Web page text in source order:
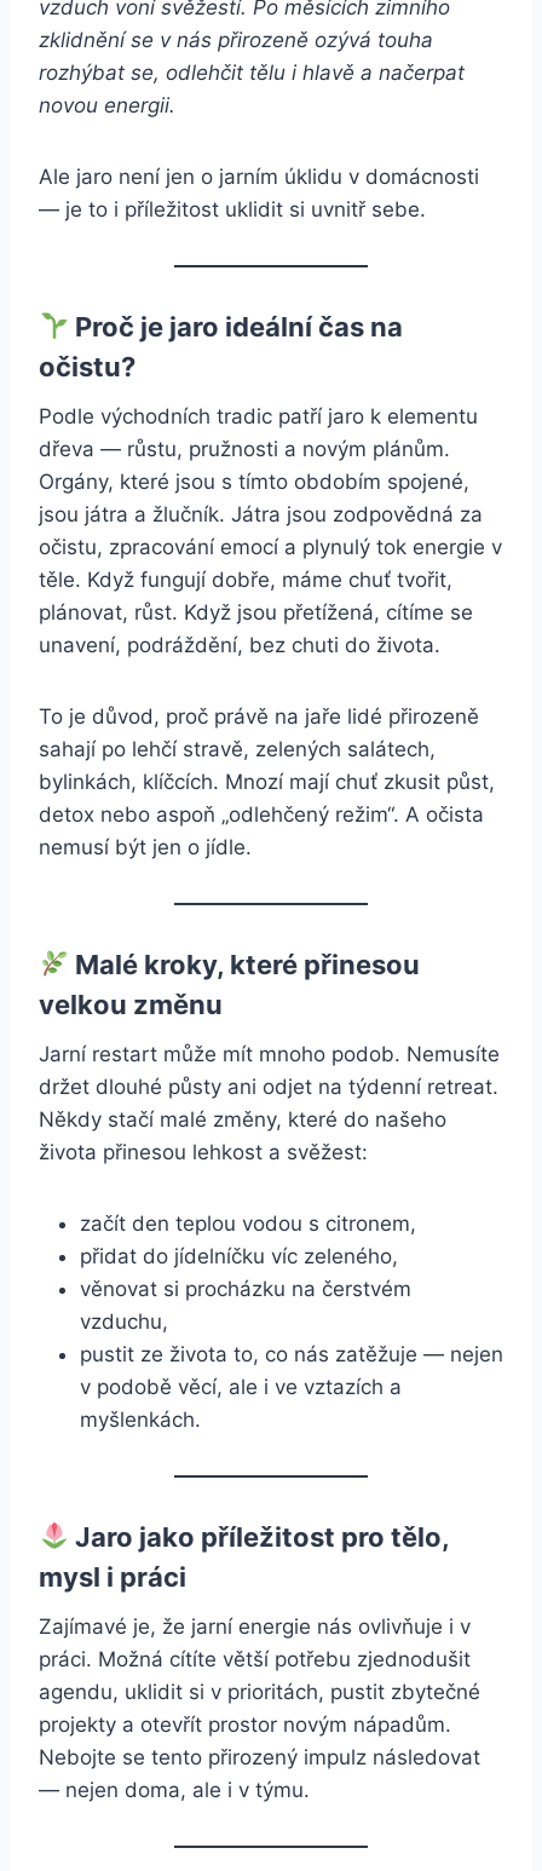
vzduch voní svěžestí. Po měsících zimního
zklidnění se v nás přirozeně ozývá touha
rozhýbat se, odlehčit tělu i hlavě a načerpat
novou energii.
Ale jaro není jen o jarním úklidu v domácnosti
— je to i příležitost uklidit si uvnitř sebe.
Proč je jaro ideální čas na
očistu?
Podle východních tradic patří jaro k elementu
dřeva — růstu, pružnosti a novým plánům.
Orgány, které jsou s tímto obdobím spojené,
jsou játra a žlučník. Játra jsou zodpovědná za
očistu, zpracování emocí a plynulý tok energie v
těle. Když fungují dobře, máme chuť tvořit,
plánovat, růst. Když jsou přetížená, cítíme se
unavení, podráždění, bez chuti do života.
To je důvod, proč právě na jaře lidé přirozeně
sahají po lehčí stravě, zelených salátech,
bylinkách, klíčcích. Mnozí mají chuť zkusit půst,
detox nebo aspoň „odlehčený režim“. A očista
nemusí být jen o jídle.
Malé kroky, které přinesou
velkou změnu
Jarní restart může mít mnoho podob. Nemusíte
držet dlouhé půsty ani odjet na týdenní retreat.
Někdy stačí malé změny, které do našeho
života přinesou lehkost a svěžest:
začít den teplou vodou s citronem,
přidat do jídelníčku víc zeleného,
věnovat si procházku na čerstvém
vzduchu,
pustit ze života to, co nás zatěžuje — nejen
v podobě věcí, ale i ve vztazích a
myšlenkách.
Jaro jako příležitost pro tělo,
mysl i práci
Zajímavé je, že jarní energie nás ovlivňuje i v
práci. Možná cítíte větší potřebu zjednodušit
agendu, uklidit si v prioritách, pustit zbytečné
projekty a otevřít prostor novým nápadům.
Nebojte se tento přirozený impulz následovat
— nejen doma, ale i v týmu.